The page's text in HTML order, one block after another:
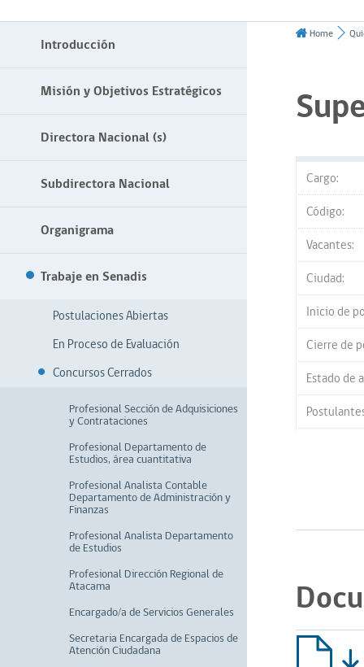
Introducción
Misión y Objetivos Estratégicos
Directora Nacional (s)
Subdirectora Nacional
Organigrama
Trabaje en Senadis
Postulaciones Abiertas
En Proceso de Evaluación
Concursos Cerrados
Profesional Sección de Adquisiciones
y Contrataciones
Profesional Departamento de
Estudios, área cuantitativa
Profesional Analista Contable
Departamento de Administración y
Finanzas
Profesional Analista Departamento
de Estudios
Profesional Dirección Regional de
Atacama
Encargado/a de Servicios Generales
Secretaria Encargada de Espacios de
Atención Ciudadana
Home
Cargo:
Código:
Vacantes:
Ciudad:
Inicio de
Cierre de
Estado de